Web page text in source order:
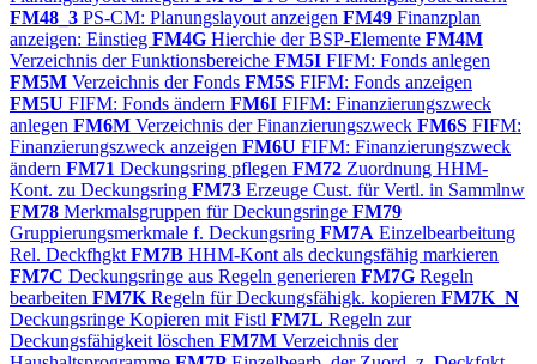
FM48_3 PS-CM: Planungslayout anzeigen FM49 Finanzplan
anzeigen: Einstieg FM4G Hierchie der BSP-Elemente FM4M
Verzeichnis der Funktionsbereiche FM5I FIFM: Fonds anlegen
FM5M Verzeichnis der Fonds FM5S FIFM: Fonds anzeigen
FM5U FIFM: Fonds ändern FM6I FIFM: Finanzierungszweck
anlegen FM6M Verzeichnis der Finanzierungszweck FM6S FIFM:
Finanzierungszweck anzeigen FM6U FIFM: Finanzierungszweck
ändern FM71 Deckungsring pflegen FM72 Zuordnung HHM-
Kont. zu Deckungsring FM73 Erzeuge Cust. für Vertl. in Sammlnw
FM78 Merkmalsgruppen für Deckungsringe FM79
Gruppierungsmerkmale f. Deckungsring FM7A Einzelbearbeitung
Rel. Deckfhgkt FM7B HHM-Kont als deckungsfähig markieren
FM7C Deckungsringe aus Regeln generieren FM7G Regeln
bearbeiten FM7K Regeln für Deckungsfähigk. kopieren FM7K_N
Deckungsringe Kopieren mit Fistl FM7L Regeln zur
Deckungsfähigkeit löschen FM7M Verzeichnis der